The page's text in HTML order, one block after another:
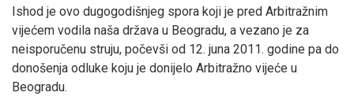
Ishod je ovo dugogodišnjeg spora koji je pred Arbitražnim
vijećem vodila naša država u Beogradu, a vezano je za
neisporučenu struju, počevši od 12. juna 2011. godine pa do
donošenja odluke koju je donijelo Arbitražno vijeće u
Beogradu.